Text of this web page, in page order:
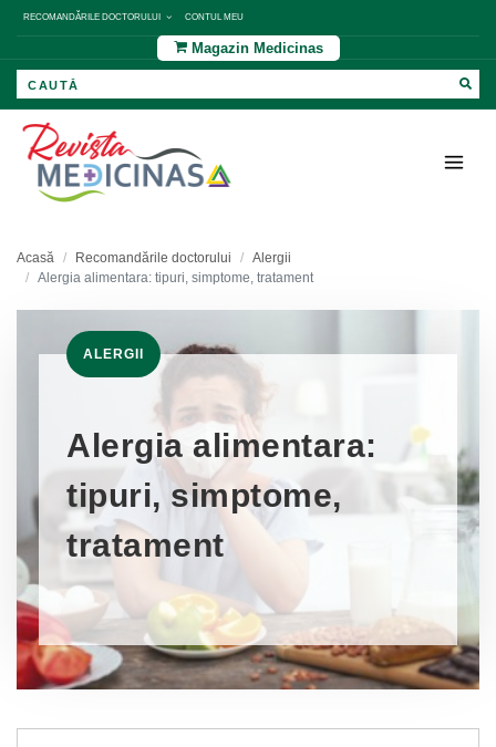
RECOMANDĂRILE DOCTORULUI CONTUL MEU
Magazin Medicinas
Acasă Recomandările doctorului
Alergii
Alergia alimentara: tipuri, simptome, tratament
ALERGII
Alergia alimentara:
tipuri, simptome,
tratament